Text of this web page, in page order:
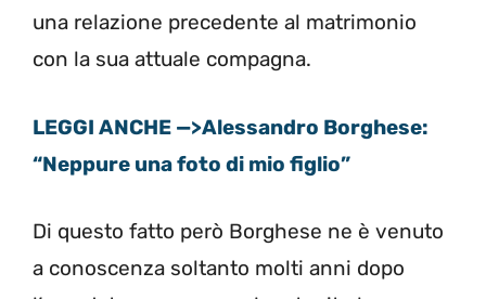
una relazione precedente al matrimonio
con la sua attuale compagna.
LEGGI ANCHE —>Alessandro Borghese:
“Neppure una foto di mio figlio”
Di questo fatto però Borghese ne è venuto
a conoscenza soltanto molti anni dopo